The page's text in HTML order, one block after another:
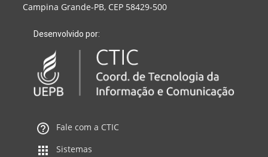
Campina Grande-PB, CEP 58429-500
Desenvolvido por:
Fale com a CTIC
Sistemas